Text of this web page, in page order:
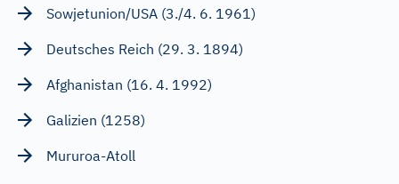
Sowjetunion/USA (3./4. 6. 1961)
Deutsches Reich (29. 3. 1894)
Afghanistan (16. 4. 1992)
Galizien (1258)
Mururoa-Atoll